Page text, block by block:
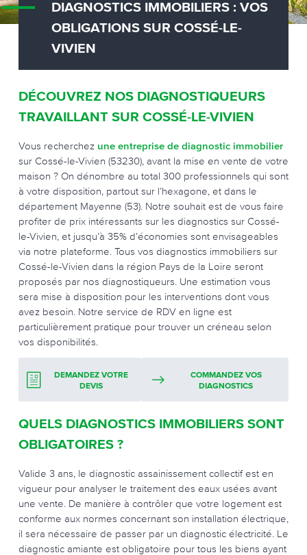
DIAGNOSTICS IMMOBILIERS : VOS
OBLIGATIONS SUR COSSÉ-LE-
VIVIEN
DÉCOUVREZ NOS DIAGNOSTIQUEURS
TRAVAILLANT SUR COSSÉ-LE-VIVIEN
Vous recherchez une entreprise de diagnostic immobilier
sur Cossé-le-Vivien (53230), avant la mise en vente de votre
maison ? On dénombre au total 300 professionnels qui sont
à votre disposition, partout sur l’hexagone, et dans le
département Mayenne (53). Notre souhait est de vous faire
profiter de prix intéressants sur les diagnostics sur Cossé-
le-Vivien, et jusqu’à 35% d’économies sont envisageables
via notre plateforme. Tous vos diagnostics immobiliers sur
Cossé-le-Vivien dans la région Pays de la Loire seront
proposés par nos diagnostiqueurs. Une estimation vous
sera mise à disposition pour les interventions dont vous
avez besoin. Notre service de RDV en ligne est
particulièrement pratique pour trouver un créneau selon
vos disponibilités.
DEMANDEZ VOTRE
DEVIS
COMMANDEZ VOS
DIAGNOSTICS
QUELS DIAGNOSTICS IMMOBILIERS SONT
OBLIGATOIRES ?
Valide 3 ans, le diagnostic assainissement collectif est en
vigueur pour analyser le traitement des eaux usées avant
une vente. De manière à contrôler que votre logement est
conforme aux normes concernant son installation électrique,
il sera nécessaire de passer par un diagnostic électricité. Le
diagnostic amiante est obligatoire pour tous les biens ayant